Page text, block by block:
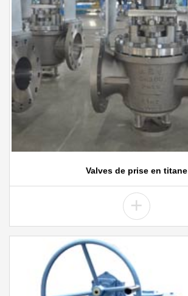
Valves de prise en titane
+